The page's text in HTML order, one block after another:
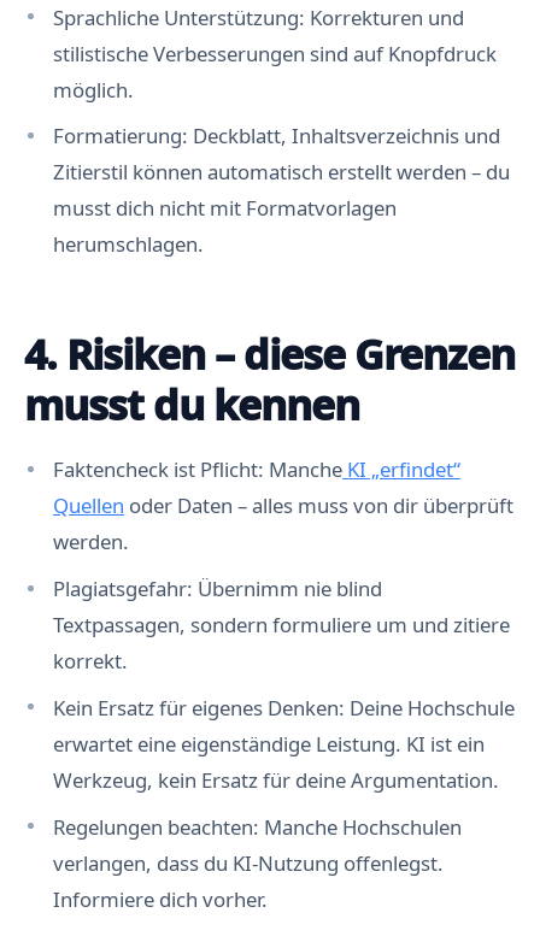
Sprachliche Unterstützung: Korrekturen und
stilistische Verbesserungen sind auf Knopfdruck
möglich.
Formatierung: Deckblatt, Inhaltsverzeichnis und
Zitierstil können automatisch erstellt werden – du
musst dich nicht mit Formatvorlagen
herumschlagen.
4. Risiken – diese Grenzen
musst du kennen
Faktencheck ist Pflicht: Manche KI „erfindet“
Quellen oder Daten – alles muss von dir überprüft
werden.
Plagiatsgefahr: Übernimm nie blind
Textpassagen, sondern formuliere um und zitiere
korrekt.
Kein Ersatz für eigenes Denken: Deine Hochschule
erwartet eine eigenständige Leistung. KI ist ein
Werkzeug, kein Ersatz für deine Argumentation.
Regelungen beachten: Manche Hochschulen
verlangen, dass du KI-Nutzung offenlegst.
Informiere dich vorher.